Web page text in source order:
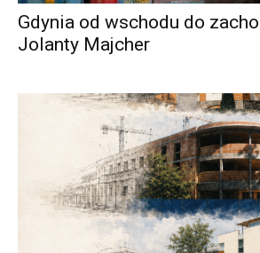
Gdynia od wschodu do
Jolanty Majcher